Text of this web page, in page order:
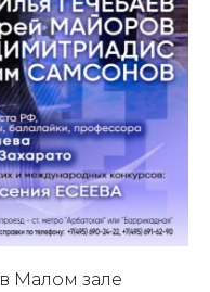
в Малом зале